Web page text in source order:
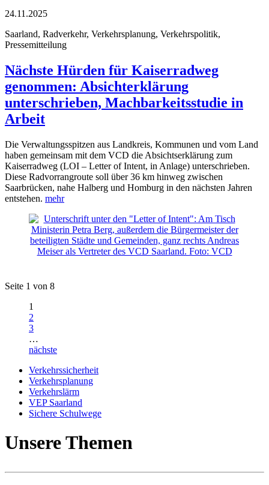
24.11.2025
Saarland, Radverkehr, Verkehrsplanung, Verkehrspolitik,
Pressemitteilung
Nächste Hürden für Kaiserradweg
genommen: Absichterklärung
unterschrieben, Machbarkeitsstudie in
Arbeit
Die Verwaltungsspitzen aus Landkreis, Kommunen und vom Land
haben gemeinsam mit dem VCD die Absichtserklärung zum
Kaiserradweg (LOI – Letter of Intent, in Anlage) unterschrieben.
Diese Radvorrangroute soll über 36 km hinweg zwischen
Saarbrücken, nahe Halberg und Homburg in den nächsten Jahren
entstehen. mehr
Seite 1 von 8
1
2
3
…
nächste
Verkehrssicherheit
Verkehrsplanung
Verkehrslärm
VEP Saarland
Sichere Schulwege
Unsere Themen